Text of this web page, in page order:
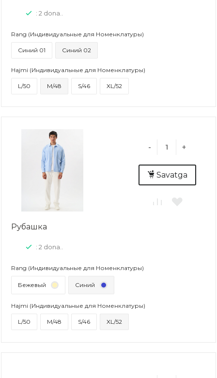
: 2 dona..
Rang (Индивидуальные для Номенклатуры)
Синий 01 Синий 02
Hajmi (Индивидуальные для Номенклатуры)
L/50 M/48 S/46 XL/52
- +
Savatga
Рубашка
: 2 dona..
Rang (Индивидуальные для Номенклатуры)
Бежевый Синий
Hajmi (Индивидуальные для Номенклатуры)
L/50 M/48 S/46 XL/52